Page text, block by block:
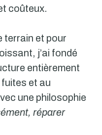
coûteux.
terrain et pour
j’ai fondé
entièrement
et au
une philosophie
réparer